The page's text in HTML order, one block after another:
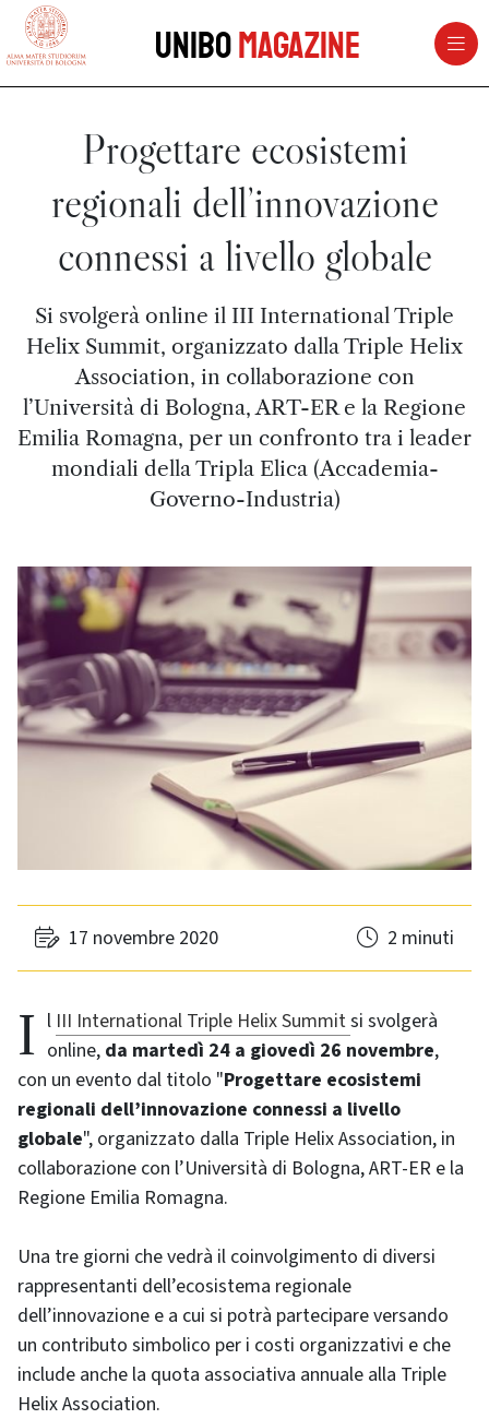
vai al contenuto della pagina
UniboMagazine
Progettare ecosistemi
regionali dell’innovazione
connessi a livello globale
Si svolgerà online il III International Triple
Helix Summit, organizzato dalla Triple Helix
Association, in collaborazione con
l’Università di Bologna, ART-ER e la Regione
Emilia Romagna, per un confronto tra i leader
mondiali della Tripla Elica (Accademia-
Governo-Industria)
17 novembre 2020 2 minuti
Il III International Triple Helix Summitsi svolgerà
online, da martedì 24 a giovedì 26 novembre,
con un evento dal titolo "Progettare ecosistemi
regionali dell’innovazione connessi a livello
globale", organizzato dalla Triple Helix Association, in
collaborazione con l’Università di Bologna, ART-ER e la
Regione Emilia Romagna.
Una tre giorni che vedrà il coinvolgimento di diversi
rappresentanti dell’ecosistema regionale
dell’innovazione e a cui si potrà partecipare versando
un contributo simbolico per i costi organizzativi e che
include anche la quota associativa annuale alla Triple
Helix Association.